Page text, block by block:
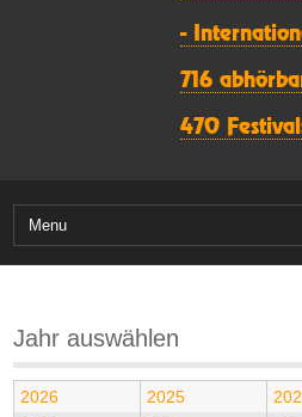
-
716
470
Jahr auswählen
2026 2025